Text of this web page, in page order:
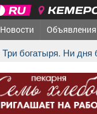
Новости Объявления
Три богатыря. Ни дня